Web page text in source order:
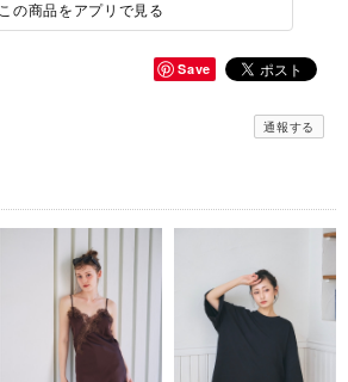
この商品をアプリで見る
Save
通報する